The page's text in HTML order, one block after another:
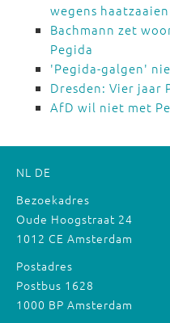
wegens haatzaaien
Bachmann zet
Pegida
'Pegida-galgen'
Dresden: Vier jaar
AfD wil niet met
NL DE
Bezoekadres
Oude Hoogstraat 24
1012 CE Amsterdam
Postadres
Postbus 1628
1000 BP Amsterdam